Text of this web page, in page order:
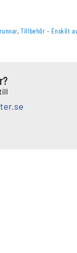
,Tillbehör – Enskilt